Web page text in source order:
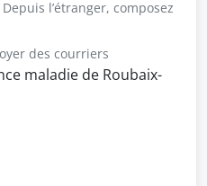
l’étranger, composez
des courriers
maladie de Roubaix-